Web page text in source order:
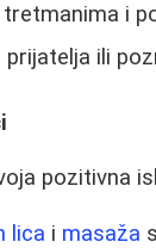
i
ili
pozitivna
lica i masaža